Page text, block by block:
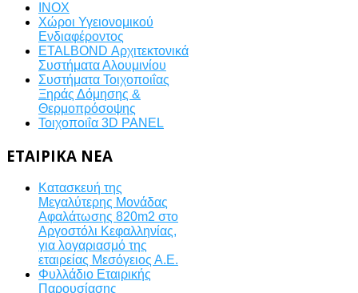
INOX
Χώροι Υγειονομικού
Ενδιαφέροντος
ETALBOND Αρχιτεκτονικά
Συστήματα Αλουμινίου
Συστήματα Τοιχοποιΐας
Ξηράς Δόμησης &
Θερμοπρόσοψης
Τοιχοποιΐα 3D PANEL
ΕΤΑΙΡΙΚΆ ΝΈΑ
Κατασκευή της
Μεγαλύτερης Μονάδας
Αφαλάτωσης 820m2 στο
Αργοστόλι Κεφαλληνίας,
για λογαριασμό της
εταιρείας Μεσόγειος Α.Ε.
Φυλλάδιο Εταιρικής
Παρουσίασης